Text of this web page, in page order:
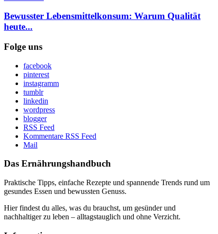
Bewusster Lebensmittelkonsum: Warum Qualität
heute...
Folge uns
facebook
pinterest
instagramm
tumblr
linkedin
wordpress
blogger
RSS Feed
Kommentare RSS Feed
Mail
Das Ernährungshandbuch
Praktische Tipps, einfache Rezepte und spannende Trends rund um
gesundes Essen und bewussten Genuss.
Hier findest du alles, was du brauchst, um gesünder und
nachhaltiger zu leben – alltagstauglich und ohne Verzicht.